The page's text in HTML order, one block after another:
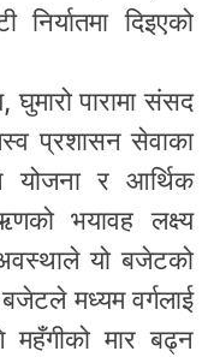
दिइएको
घुमारो पारामा संसद
प्रशासन सेवाका
योजना र आर्थिक
भयावह लक्ष्य
यो बजेटको
मध्यम वर्गलाई
महँगीको मार बढ्न